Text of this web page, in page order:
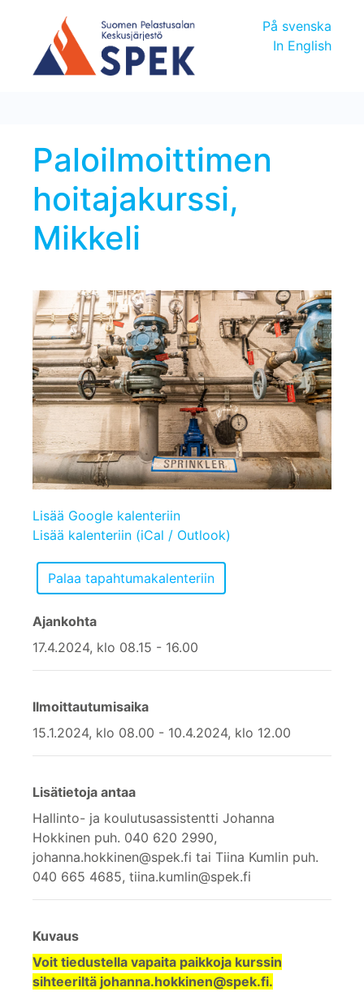
På svenska
In English
Paloilmoittimen
hoitajakurssi,
Mikkeli
Lisää Google kalenteriin
Lisää kalenteriin (iCal / Outlook)
Ajankohta
17.4.2024, klo 08.15 - 16.00
Ilmoittautumisaika
15.1.2024, klo 08.00 - 10.4.2024, klo 12.00
Lisätietoja antaa
Hallinto- ja koulutusassistentti Johanna
Hokkinen puh. 040 620 2990,
johanna.hokkinen@spek.fi tai Tiina Kumlin puh.
040 665 4685, tiina.kumlin@spek.fi
Kuvaus
Voit tiedustella vapaita paikkoja kurssin
sihteeriltä johanna.hokkinen@spek.fi.